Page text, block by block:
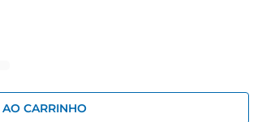
CARRINHO